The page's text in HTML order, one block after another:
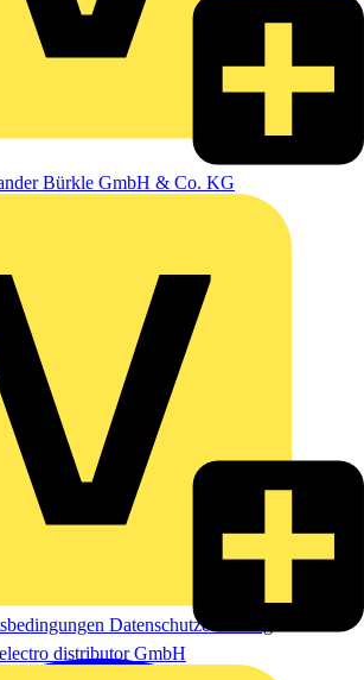
Bürkle GmbH & Co. KG
distributor GmbH
Elektrofachkräfte Zugang zu Branchennews,
Schulungen und Tools – alles auf einer
Community.
(PDFs)
Fragen
und erhalten Sie stets aktuelle
Elektroindustrie.
Datenschutzerklärung